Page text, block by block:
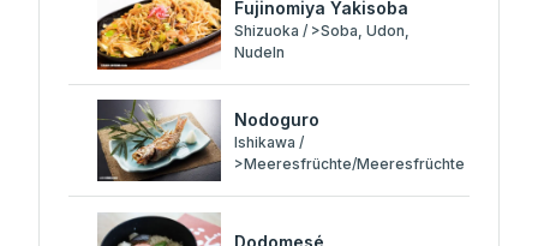
Fujinomiya Yakisoba
Shizuoka / >Soba, Udon,
Nudeln
Nodoguro
Ishikawa /
>Meeresfrüchte/Meeresfrüchte